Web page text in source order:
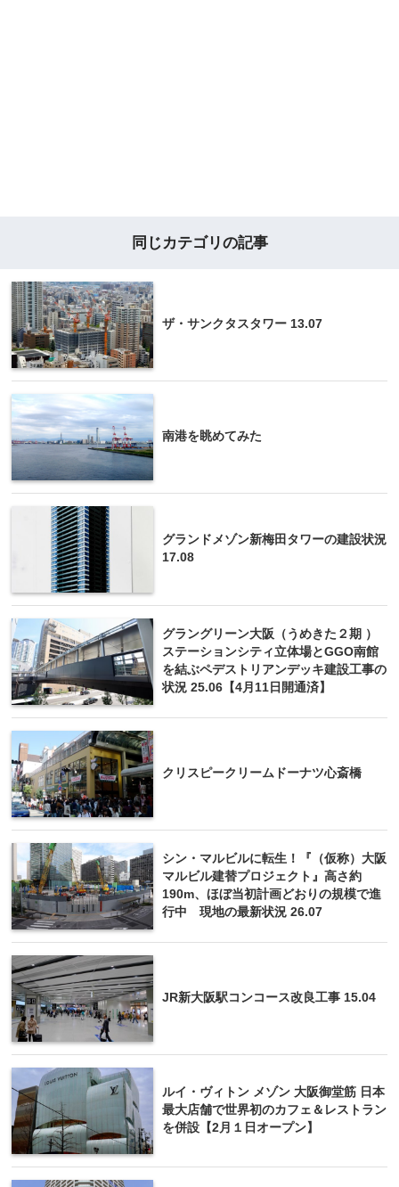
同じカテゴリの記事
ザ・サンクタスタワー 13.07
南港を眺めてみた
グランドメゾン新梅田タワーの建設状況
17.08
グラングリーン大阪（うめきた２期 ）
ステーションシティ立体場とGGO南館
を結ぶペデストリアンデッキ建設工事の
状況 25.06【4月11日開通済】
クリスピークリームドーナツ心斎橋
シン・マルビルに転生！『（仮称）大阪
マルビル建替プロジェクト』高さ約
190m、ほぼ当初計画どおりの規模で進
行中 現地の最新状況 26.07
JR新大阪駅コンコース改良工事 15.04
ルイ・ヴィトン メゾン 大阪御堂筋 日本
最大店舗で世界初のカフェ＆レストラン
を併設【2月１日オープン】